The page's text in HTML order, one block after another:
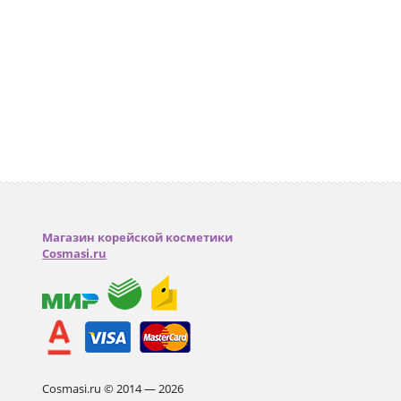
Магазин корейской косметики
Cosmasi.ru
Cosmasi.ru © 2014 — 2026